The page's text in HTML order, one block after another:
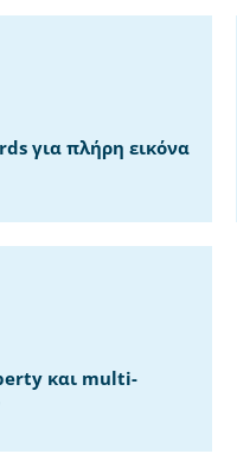
για πλήρη εικόνα
και multi-